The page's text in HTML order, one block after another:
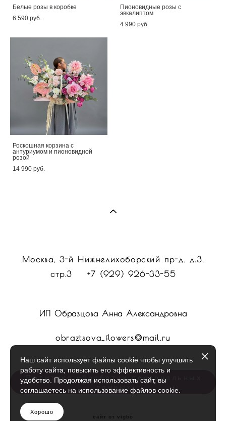
Белые розы в коробке
6 590 pуб.
Пионовидные розы с
эвкалиптом
4 990 pуб.
Роскошная корзина с
антуриумом и пионовидной
розой
14 990 pуб.
Москва, 3-й Нижнелихоборский пр-д, д.3,
стр.3 +7 (929) 926-33-55
ИП Образцова Анна Александровна
obraztsova_flowers@mail.ru
Политика обработки персональных
данных
сайт от vigbo
Наш сайт использует файлы cookie чтобы улучшить
работу сайта, повысить его эффективность и
удобство. Продолжая использовать сайт, вы
соглашаетесь на использование файлов cookie.
Хорошо